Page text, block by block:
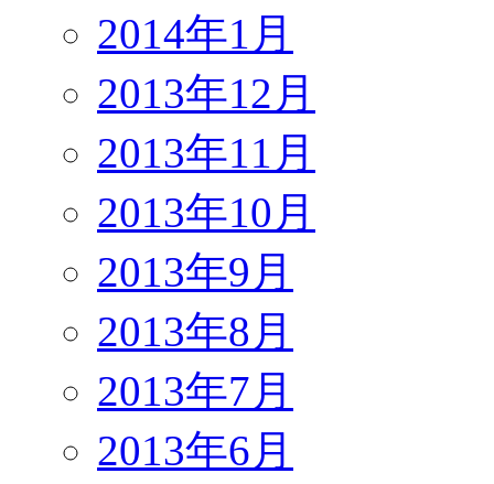
2014年1月
2013年12月
2013年11月
2013年10月
2013年9月
2013年8月
2013年7月
2013年6月